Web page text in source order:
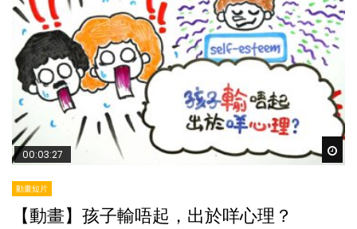
00:03:27
動畫短片
【動畫】孩子輸唔起，出於咩心理？